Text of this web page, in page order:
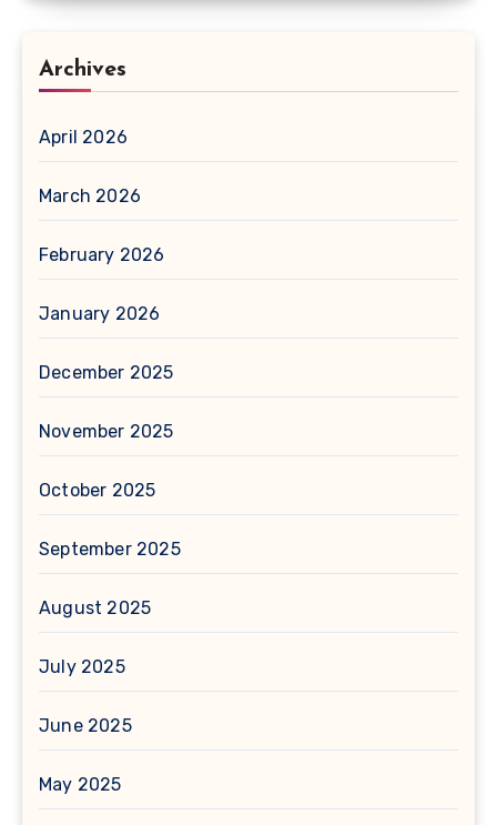
Archives
April 2026
March 2026
February 2026
January 2026
December 2025
November 2025
October 2025
September 2025
August 2025
July 2025
June 2025
May 2025